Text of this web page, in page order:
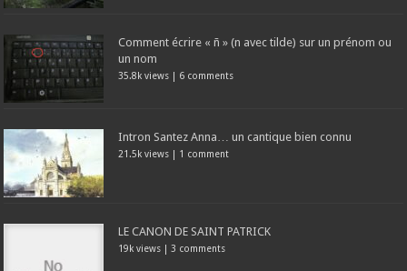
Comment écrire « ñ » (n avec tilde) sur un prénom ou
un nom
35.8k views | 6 comments
Intron Santez Anna… un cantique bien connu
21.5k views | 1 comment
LE CANON DE SAINT PATRICK
19k views | 3 comments